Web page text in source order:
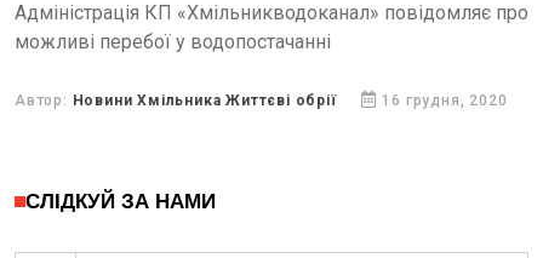
Адміністрація КП «Хмільникводоканал» повідомляє про
можливі перебої у водопостачанні
Автор: Новини Хмільника Життєві обрії 16 грудня, 2020
СЛІДКУЙ ЗА НАМИ